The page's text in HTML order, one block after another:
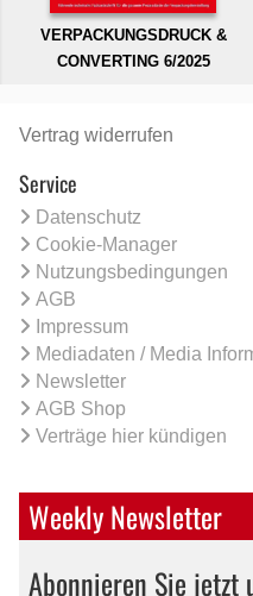
VERPACKUNGSDRUCK &
CONVERTING 6/2025
Vertrag widerrufen
Service
Datenschutz
Cookie-Manager
Nutzungsbedingungen
AGB
Impressum
Mediadaten / Media
Newsletter
AGB Shop
Verträge hier kündigen
Weekly Newsletter
Abonnieren Sie jetzt